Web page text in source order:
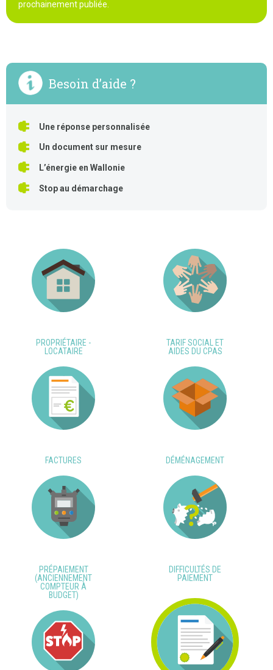
prochainement publiée.
Besoin d’aide ?
Une réponse personnalisée
Un document sur mesure
L’énergie en Wallonie
Stop au démarchage
PROPRIÉTAIRE -
LOCATAIRE
TARIF SOCIAL ET
AIDES DU CPAS
FACTURES DÉMÉNAGEMENT
PRÉPAIEMENT
(ANCIENNEMENT
COMPTEUR À
BUDGET)
DIFFICULTÉS DE
PAIEMENT